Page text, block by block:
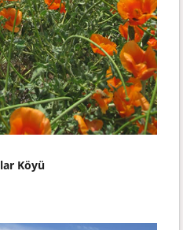
Köyü